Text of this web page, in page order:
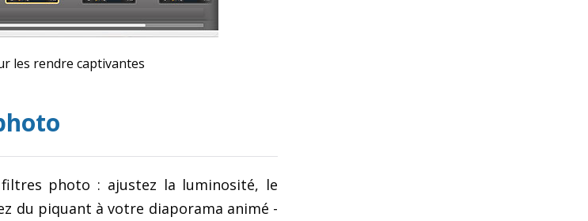
les rendre captivantes
filtres photo : ajustez la luminosité, le
du piquant à votre diaporama animé -